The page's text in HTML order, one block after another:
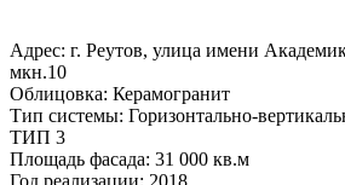
Адрес: г. Реутов, улица имени
мкн.10
Облицовка: Керамогранит
Тип системы: Горизонтально-
ТИП 3
Площадь фасада: 31 000 кв.м
Год реализации: 2018